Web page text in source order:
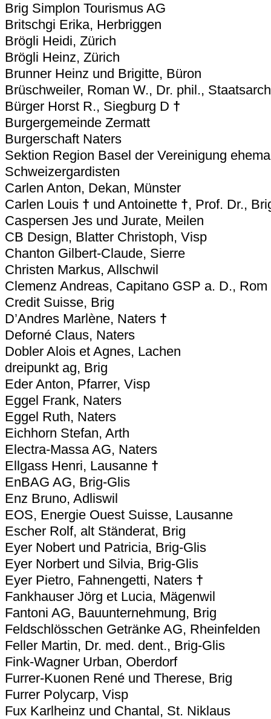
Brig Simplon Tourismus AG
Britschgi Erika, Herbriggen
Brögli Heidi, Zürich
Brögli Heinz, Zürich
Brunner Heinz und Brigitte, Büron
Brüschweiler, Roman W., Dr. phil.,
Bürger Horst R., Siegburg D †
Burgergemeinde Zermatt
Burgerschaft Naters
Sektion Region Basel der Vereinigung
Schweizergardisten
Carlen Anton, Dekan, Münster
Carlen Louis † und Antoinette †, Prof. Dr.,
Caspersen Jes und Jurate, Meilen
CB Design, Blatter Christoph, Visp
Chanton Gilbert-Claude, Sierre
Christen Markus, Allschwil
Clemenz Andreas, Capitano GSP a. D., Rom
Credit Suisse, Brig
D’Andres Marlène, Naters †
Deforné Claus, Naters
Dobler Alois et Agnes, Lachen
dreipunkt ag, Brig
Eder Anton, Pfarrer, Visp
Eggel Frank, Naters
Eggel Ruth, Naters
Eichhorn Stefan, Arth
Electra-Massa AG, Naters
Ellgass Henri, Lausanne †
EnBAG AG, Brig-Glis
Enz Bruno, Adliswil
EOS, Energie Ouest Suisse, Lausanne
Escher Rolf, alt Ständerat, Brig
Eyer Nobert und Patricia, Brig-Glis
Eyer Norbert und Silvia, Brig-Glis
Eyer Pietro, Fahnengetti, Naters †
Fankhauser Jörg et Lucia, Mägenwil
Fantoni AG, Bauunternehmung, Brig
Feldschlösschen Getränke AG, Rheinfelden
Feller Martin, Dr. med. dent., Brig-Glis
Fink-Wagner Urban, Oberdorf
Furrer-Kuonen René und Therese, Brig
Furrer Polycarp, Visp
Fux Karlheinz und Chantal, St. Niklaus